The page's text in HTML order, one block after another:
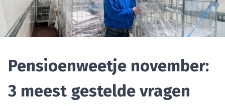
Pensioenweetje november:
3 meest gestelde vragen